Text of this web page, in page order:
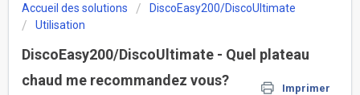
Accueil des solutions
DiscoEasy200/DiscoUltimate
Utilisation
DiscoEasy200/DiscoUltimate - Quel plateau
chaud me recommandez vous?
Imprimer